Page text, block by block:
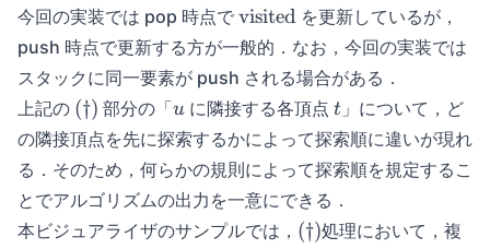
今回の実装では pop 時点で \svisited
visited を更新しているが，
push 時点で更新する方が一般的．なお，今回の実装では
スタックに同一要素が push される場合がある．
上記の (\dagger)
(†) 部分の「u
u に隣接する各頂点 t
t 」について，ど
の隣接頂点を先に探索するかによって探索順に違いが現れ
る．そのため，何らかの規則によって探索順を規定するこ
とでアルゴリズムの出力を一意にできる．
本ビジュアライザのサンプルでは， (\dagger)
(†)処理において，複